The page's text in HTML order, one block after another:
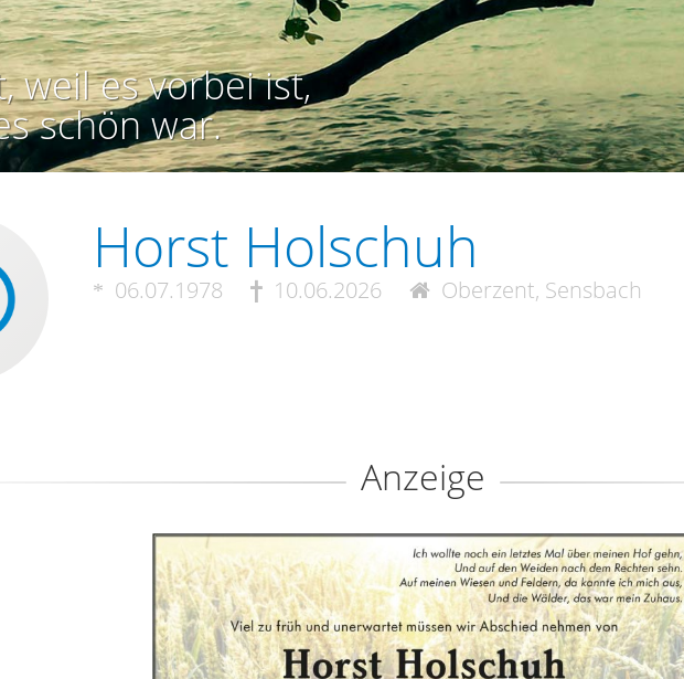
weil es vorbei ist,
schön war.
Horst Holschuh
06.07.1978 10.06.2026 Oberzent, Sensbach
Anzeige